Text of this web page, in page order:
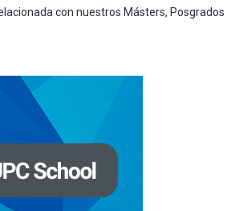
con nuestros Másters,